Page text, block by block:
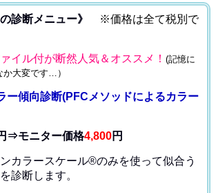
の診断メニュー》
※価格は全て税別で
イル付が断然人気＆オススメ！ (記憶に
か大変です…）
ー傾向診断(PFCメソッドによるカラー
モニター価格4,800円
カラースケール®のみを使って似合う
診断します。